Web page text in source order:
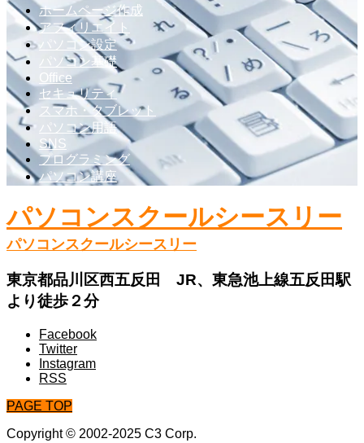
ホームページ作成
アフィリエイト
パソコン設定
パソコン基礎
Office
セキュリティ
スマホ・タブレット
パソコン用語
SNS
プログラミング
パソコン講座
パソコンスクールシースリー
パソコンスクールシースリー
東京都品川区西五反田 JR、東急池上線五反田駅
より徒歩２分
Facebook
Twitter
Instagram
RSS
PAGE TOP
Copyright © 2002-2025 C3 Corp.